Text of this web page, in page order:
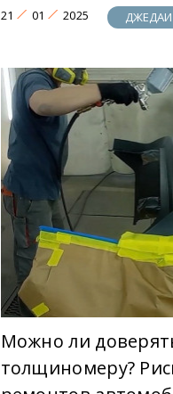
21 01 2025 ДЖЕДАИ
Можно ли
толщиномеру?